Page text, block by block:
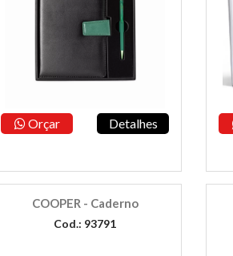
Orçar Detalhes
COOPER - Caderno
Cod.: 93791